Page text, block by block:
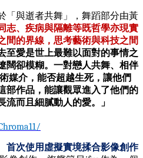
「與逝者共舞」，舞蹈部分由黃
志、疾病與隔離等既哲學亦現實
間的界線，思考藝術與科技之間
至愛是世上最難以面對的事情之
闊卻模糊。一對戀人共舞、相伴
媒介，能否超越生死，讓他們
部作品，能讓觀眾進入了他們的
而且細膩動人的愛。」
首次使用虛擬實境揉合影像創作